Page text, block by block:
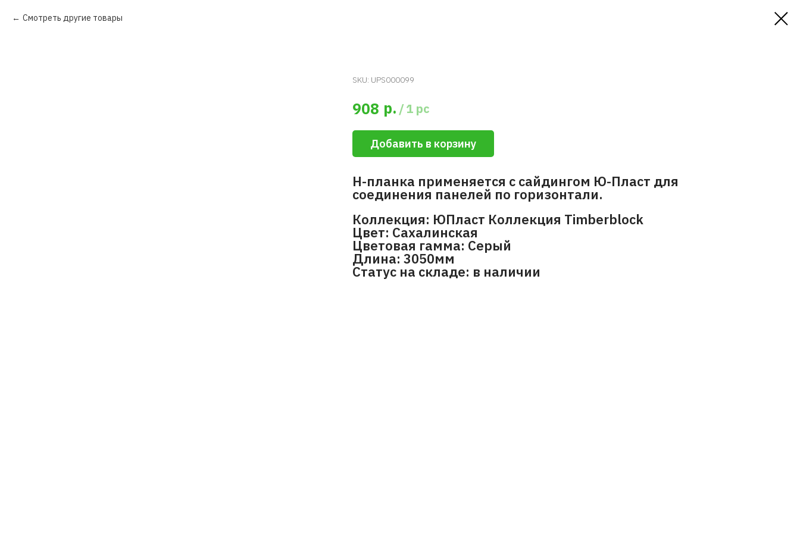
Смотреть другие товары
SKU: UPS000099
908 р. /1 pc
Добавить в корзину
H-планка применяется с сайдингом Ю-Пласт для
соединения панелей по горизонтали.
Коллекция: ЮПласт Коллекция Timberblock
Цвет: Сахалинская
Цветовая гамма: Серый
Длина: 3050мм
Статус на складе: в наличии